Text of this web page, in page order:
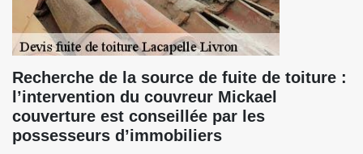
Recherche de la source de fuite de toiture :
l’intervention du couvreur Mickael
couverture est conseillée par les
possesseurs d’immobiliers